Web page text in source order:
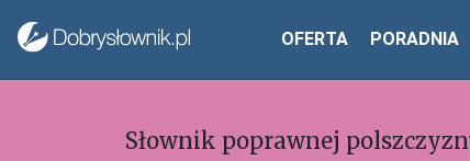
OFERTA PORADNIA
Słownik poprawnej